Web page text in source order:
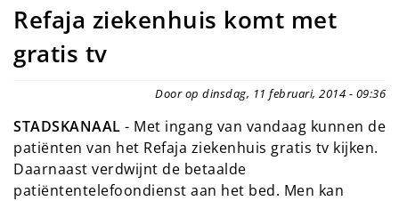
Refaja ziekenhuis komt met
gratis tv
Door op dinsdag, 11 februari, 2014 - 09:36
STADSKANAAL - Met ingang van vandaag kunnen de
patiënten van het Refaja ziekenhuis gratis tv kijken.
Daarnaast verdwijnt de betaalde
patiëntentelefoondienst aan het bed. Men kan